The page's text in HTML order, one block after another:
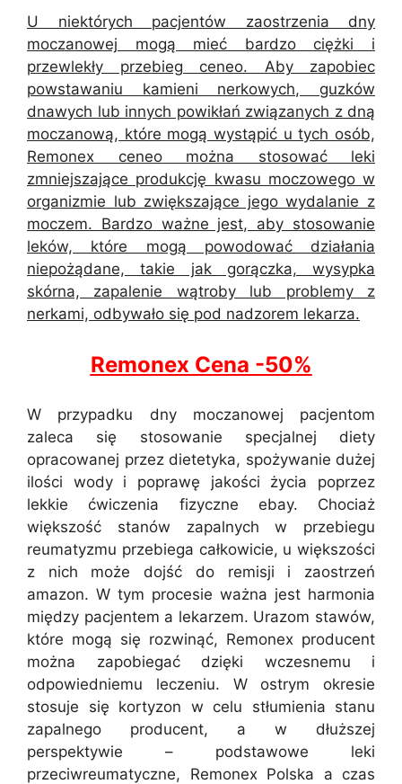
U niektórych pacjentów zaostrzenia dny
moczanowej mogą mieć bardzo ciężki i
przewlekły przebieg ceneo. Aby zapobiec
powstawaniu kamieni nerkowych, guzków
dnawych lub innych powikłań związanych z dną
moczanową, które mogą wystąpić u tych osób,
Remonex ceneo można stosować leki
zmniejszające produkcję kwasu moczowego w
organizmie lub zwiększające jego wydalanie z
moczem. Bardzo ważne jest, aby stosowanie
leków, które mogą powodować działania
niepożądane, takie jak gorączka, wysypka
skórna, zapalenie wątroby lub problemy z
nerkami, odbywało się pod nadzorem lekarza.
Remonex Cena -50%
W przypadku dny moczanowej pacjentom
zaleca się stosowanie specjalnej diety
opracowanej przez dietetyka, spożywanie dużej
ilości wody i poprawę jakości życia poprzez
lekkie ćwiczenia fizyczne ebay. Chociaż
większość stanów zapalnych w przebiegu
reumatyzmu przebiega całkowicie, u większości
z nich może dojść do remisji i zaostrzeń
amazon. W tym procesie ważna jest harmonia
między pacjentem a lekarzem. Urazom stawów,
które mogą się rozwinąć, Remonex producent
można zapobiegać dzięki wczesnemu i
odpowiedniemu leczeniu. W ostrym okresie
stosuje się kortyzon w celu stłumienia stanu
zapalnego producent, a w dłuższej
perspektywie – podstawowe leki
przeciwreumatyczne, Remonex Polska a czas